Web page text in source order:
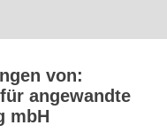
von:
angewandte
mbH